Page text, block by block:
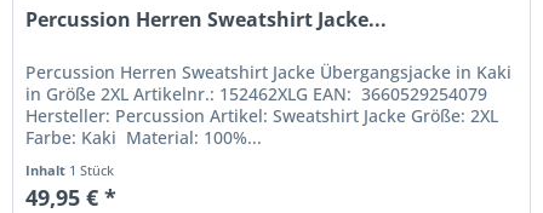
Percussion Herren Sweatshirt Jacke...
Percussion Herren Sweatshirt Jacke Übergangsjacke in Kaki
in Größe 2XL Artikelnr.: 152462XLG EAN: 3660529254079
Hersteller: Percussion Artikel: Sweatshirt Jacke Größe: 2XL
Farbe: Kaki Material: 100%...
Inhalt 1 Stück
49,95 € *